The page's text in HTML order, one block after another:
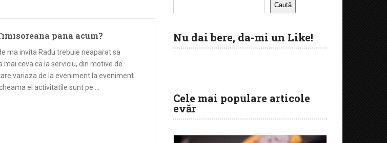
pana acum?
ma invita Radu trebuie neaparat sa
ceva ca la serviciu, din motive de
variaza de la eveniment la eveniment.
el activitatile sunt pe …
Caută
Nu dai bere, da-mi un Like!
Cele mai populare articole
evăr